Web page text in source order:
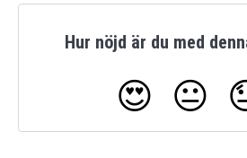
Hur nöjd är du med
😍 😐